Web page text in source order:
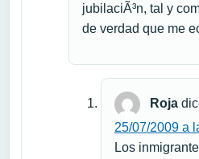
jubilaciÃ³n, tal y
de verdad que me
Roja
25/07/2009 a
Los